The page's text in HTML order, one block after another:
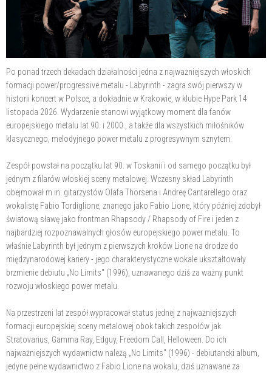
Po ponad trzech dekadach działalności jedna z najważniejszych włoskich
formacji power/progressive metalu - Labyrinth - zagra swój pierwszy w
historii koncert w Polsce, a dokładnie w Krakowie, w klubie Hype Park 14
listopada 2026. Wydarzenie stanowi wyjątkowy moment dla fanów
europejskiego metalu lat 90. i 2000., a także dla wszystkich miłośników
klasycznego, melodyjnego power metalu z progresywnym sznytem.
Zespół powstał na początku lat 90. w Toskanii i od samego początku był
jednym z filarów włoskiej sceny metalowej. Wczesny skład Labyrinth
obejmował m.in. gitarzystów Olafa Thörsena i Andreę Cantarellego oraz
wokalistę Fabio Tordiglione, znanego jako Fabio Lione, który później zdobył
światową sławę jako frontman Rhapsody / Rhapsody of Fire i jeden z
najbardziej rozpoznawalnych głosów europejskiego power metalu. To
właśnie Labyrinth był jednym z pierwszych kroków Lione na drodze do
międzynarodowej kariery - jego charakterystyczne wokale ukształtowały
brzmienie debiutu „No Limits" (1996), uznawanego dziś za ważny punkt
rozwoju włoskiego power metalu.
Na przestrzeni lat zespół wypracował status jednej z najważniejszych
formacji europejskiej sceny metalowej obok takich zespołów jak
Stratovarius, Gamma Ray, Edguy, Freedom Call, Helloween. Do ich
najważniejszych wydawnictw należą „No Limits" (1996) - debiutancki album,
jedyne pełne wydawnictwo z Fabio Lione na wokalu, dziś uznawane za